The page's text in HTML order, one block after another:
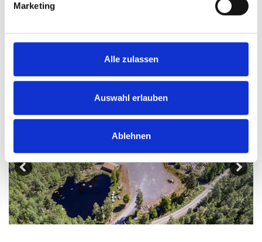
Marketing
Alle zulassen
Auswahl erlauben
Ablehnen